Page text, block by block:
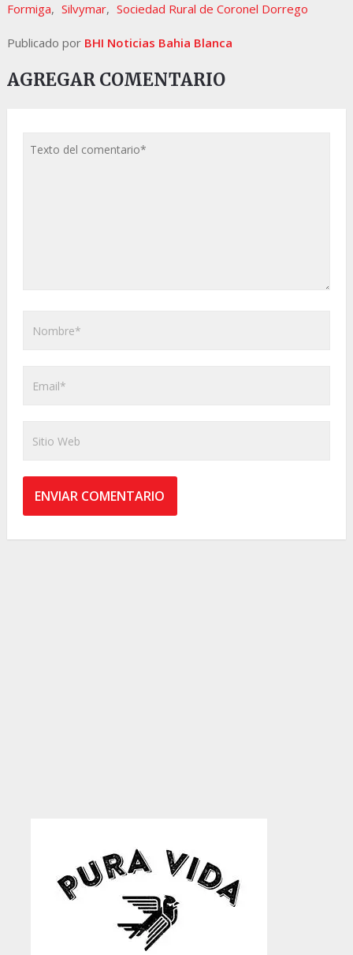
Formiga, Silvymar, Sociedad Rural de Coronel Dorrego
Publicado por BHI Noticias Bahia Blanca
AGREGAR COMENTARIO